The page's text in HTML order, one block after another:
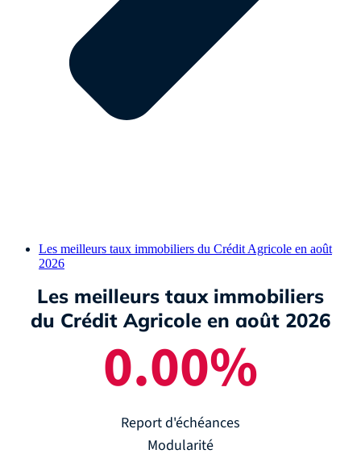
Les meilleurs taux immobiliers du Crédit Agricole en août
2026
Les meilleurs taux immobiliers
du Crédit Agricole en août 2026
0.00%
Report d'échéances
Modularité